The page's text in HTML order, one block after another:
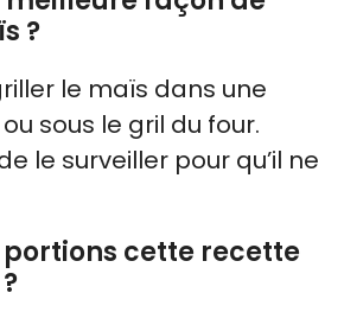
?
le maïs dans une
sous le gril du four.
le surveiller pour qu’il ne
cette recette